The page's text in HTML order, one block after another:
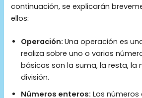
continuación, se explicarán
ellos:
Operación:Una operación es
realiza sobre uno o varios
básicas son la suma, la resta, la
división.
Números enteros: Los números